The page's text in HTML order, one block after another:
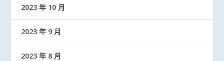
2023 年 10 月
2023 年 9 月
2023 年 8 月